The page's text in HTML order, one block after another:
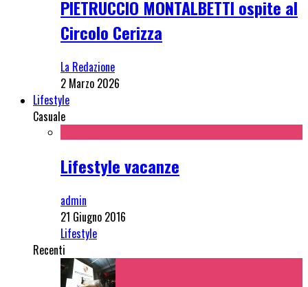
PIETRUCCIO MONTALBETTI ospite al
Circolo Cerizza
La Redazione
2 Marzo 2026
Lifestyle
Casuale
Lifestyle vacanze
admin
21 Giugno 2016
Lifestyle
Recenti